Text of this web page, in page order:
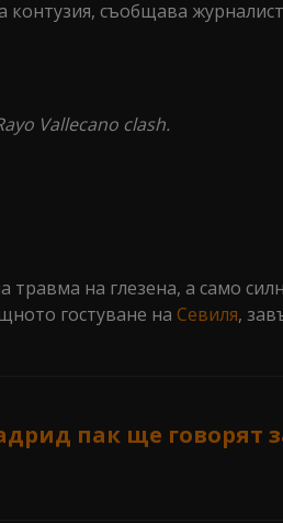
контузия, съобщава
Vallecano clash.
на глезена, а само
гостуване на Севиля,
пак ще говорят